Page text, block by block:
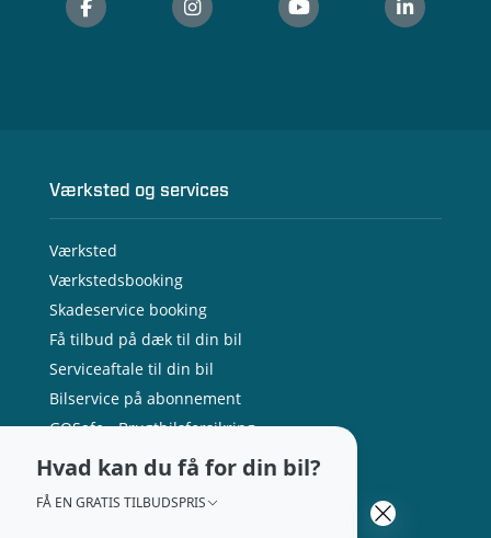
Mathias Lauenborg From
Brand Manager Kia
Oskar Skals
Værkfører
Værksted og services
Værksted
Værkstedsbooking
Skadeservice booking
Få tilbud på dæk til din bil
Serviceaftale til din bil
Bilservice på abonnement
GOSafe - Brugtbilsforsikring
Bilpleje
Hvad kan du få for din bil?
FÅ EN GRATIS TILBUDSPRIS